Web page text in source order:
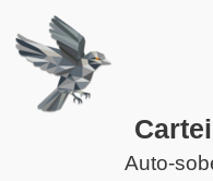
Auto-